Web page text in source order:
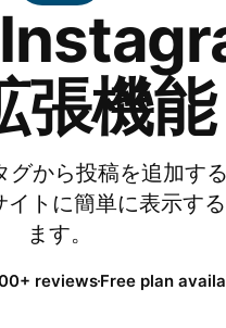
張機能
から投稿を追加す
トに簡単に表示す
ます。
reviewsFree plan